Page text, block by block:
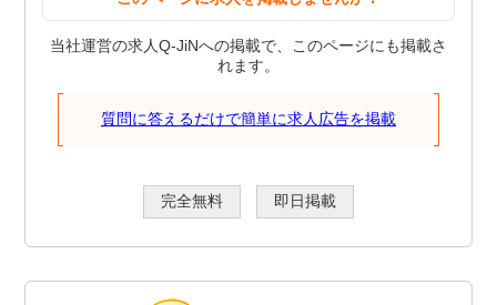
当社運営の求人Q-JiNへの掲載で、このページにも掲載さ
れます。
質問に答えるだけで簡単に求人広告を掲載
完全無料 即日掲載